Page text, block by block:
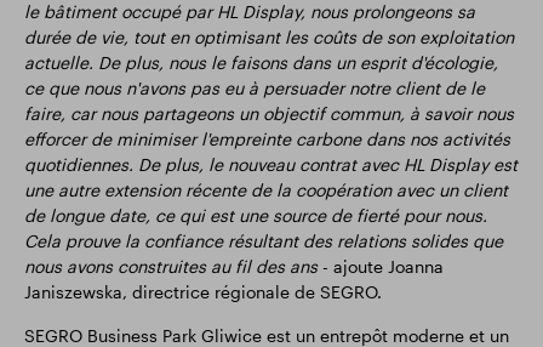
le bâtiment occupé par HL Display, nous prolongeons sa
durée de vie, tout en optimisant les coûts de son exploitation
actuelle. De plus, nous le faisons dans un esprit d'écologie,
ce que nous n'avons pas eu à persuader notre client de le
faire, car nous partageons un objectif commun, à savoir nous
efforcer de minimiser l'empreinte carbone dans nos activités
quotidiennes. De plus, le nouveau contrat avec HL Display est
une autre extension récente de la coopération avec un client
de longue date, ce qui est une source de fierté pour nous.
Cela prouve la confiance résultant des relations solides que
nous avons construites au fil des ans- ajoute Joanna
Janiszewska, directrice régionale de SEGRO.
SEGRO Business Park Gliwice est un entrepôt moderne et un